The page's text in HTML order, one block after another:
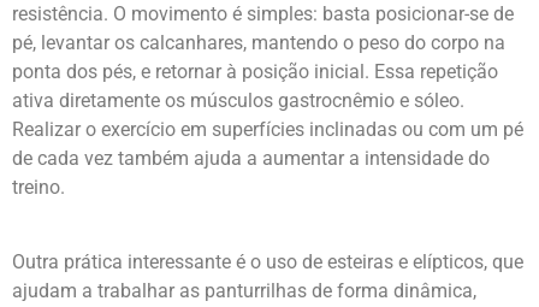
resistência. O movimento é simples: basta posicionar-se de
pé, levantar os calcanhares, mantendo o peso do corpo na
ponta dos pés, e retornar à posição inicial. Essa repetição
ativa diretamente os músculos gastrocnêmio e sóleo.
Realizar o exercício em superfícies inclinadas ou com um pé
de cada vez também ajuda a aumentar a intensidade do
treino.
Outra prática interessante é o uso de esteiras e elípticos, que
ajudam a trabalhar as panturrilhas de forma dinâmica,